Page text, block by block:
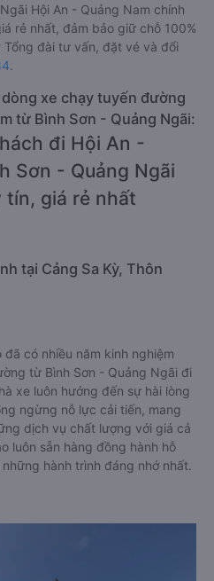
Hội An - Quảng Nam chính
rẻ nhất, đảm bảo giữ chỗ 100%
đài tư vấn, đặt vé và đổi
.
xe chạy tuyến đường
từ Bình Sơn - Quảng Ngãi:
đi Hội An -
Sơn - Quảng Ngãi
giá rẻ nhất
tại Cảng Sa Kỳ, Thôn
có nhiều năm kinh nghiệm
từ Bình Sơn - Quảng Ngãi đi
xe luôn hướng đến sự hài lòng
ngừng nỗ lực cải tiến, mang
dịch vụ chất lượng với giá cả
luôn sẵn hàng đồng hành hỗ
hành trình đáng nhớ nhất.